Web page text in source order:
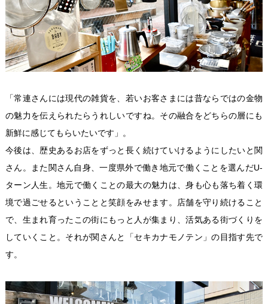
「常連さんには現代の雑貨を、若いお客さまには昔ならではの金物
の魅力を伝えられたらうれしいですね。その融合をどちらの層にも
新鮮に感じてもらいたいです」。
今後は、歴史あるお店をずっと長く続けていけるようにしたいと関
さん。また関さん自身、一度県外で働き地元で働くことを選んだU-
ターン人生。地元で働くことの最大の魅力は、身も心も落ち着く環
境で過ごせるということと笑顔をみせます。店舗を守り続けること
で、生まれ育ったこの街にもっと人が集まり、活気ある街づくりを
していくこと。それが関さんと「セキカナモノテン」の目指す先で
す。